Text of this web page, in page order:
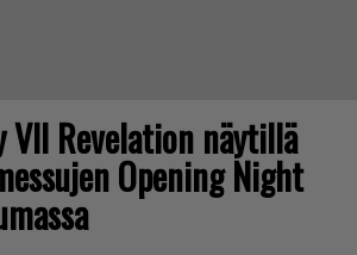
VII Revelation näytillä
Opening Night